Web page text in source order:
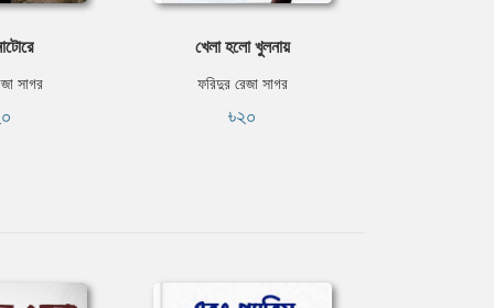
সাগর
খেলা হলো খুলনায়
ফরিদুর রেজা সাগর
৳২০